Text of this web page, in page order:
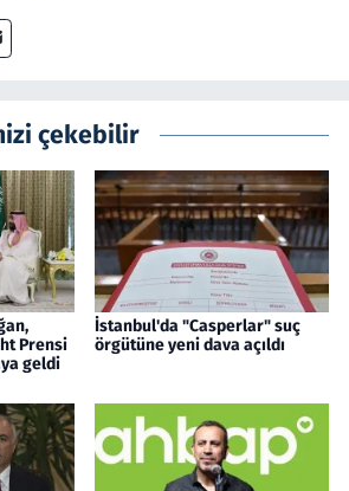
çekebilir
Prensi
geldi
İstanbul'da "Casperlar" suç
örgütüne yeni dava açıldı